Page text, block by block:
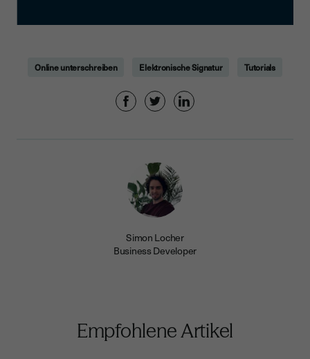
Online unterschreiben Elektronische Signatur Tutorials
Simon Locher
Business Developer
Empfohlene Artikel